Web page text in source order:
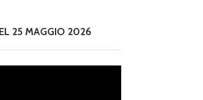
25 MAGGIO 2026